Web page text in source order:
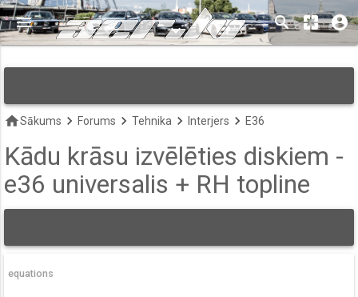
keyboard_arrow_down
menu search pages account_circle
homeSākums keyboard_arrow_right Forums keyboard_arrow_right Tehnika keyboard_arrow_right Interjers keyboard_arrow_right E36
Kādu krāsu izvēlēties diskiem -
e36 universalis + RH topline
equations